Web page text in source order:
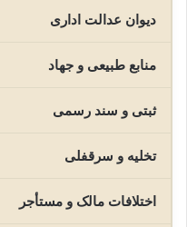
دیوان عدالت اداری
منابع طبیعی و جهاد
ثبتی و سند رسمی
تخلیه و سرقفلی
اختلافات مالک و مستأجر